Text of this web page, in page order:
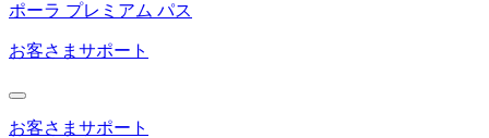
ポーラ プレミアム パス
お客さまサポート
お客さまサポート